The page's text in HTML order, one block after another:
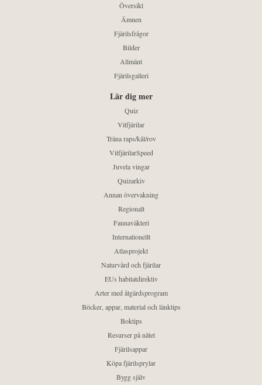
Översikt
Ämnen
Fjärilsfrågor
Bilder
Allmänt
Fjärilsgalleri
Lär dig mer
Quiz
Vitfjärilar
Träna raps/kål/rov
VitfjärilarSpeed
Juvela vingar
Quizarkiv
Annan övervakning
Regionalt
Faunaväkteri
Internationellt
Atlasprojekt
Naturvård och fjärilar
EUs habitatdirektiv
Arter med åtgärdsprogram
Böcker, appar, material och länktips
Boktips
Resurser på nätet
Fjärilsappar
Köpa fjärilsprylar
Bygg själv